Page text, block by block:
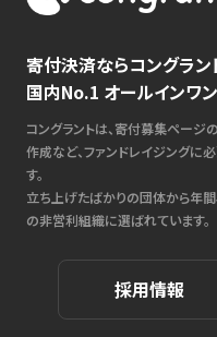
寄付決済ならコングラン
国内No.1 オールインワ
コングラントは、寄付募集ページ
作成など、ファンドレイジングに
す。
立ち上げたばかりの団体から年
の非営利組織に選ばれています。
採用情報